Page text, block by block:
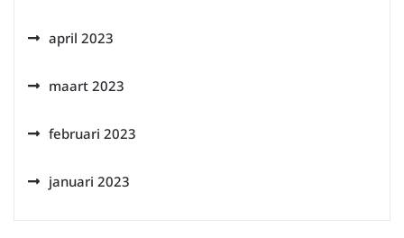
april 2023
maart 2023
februari 2023
januari 2023